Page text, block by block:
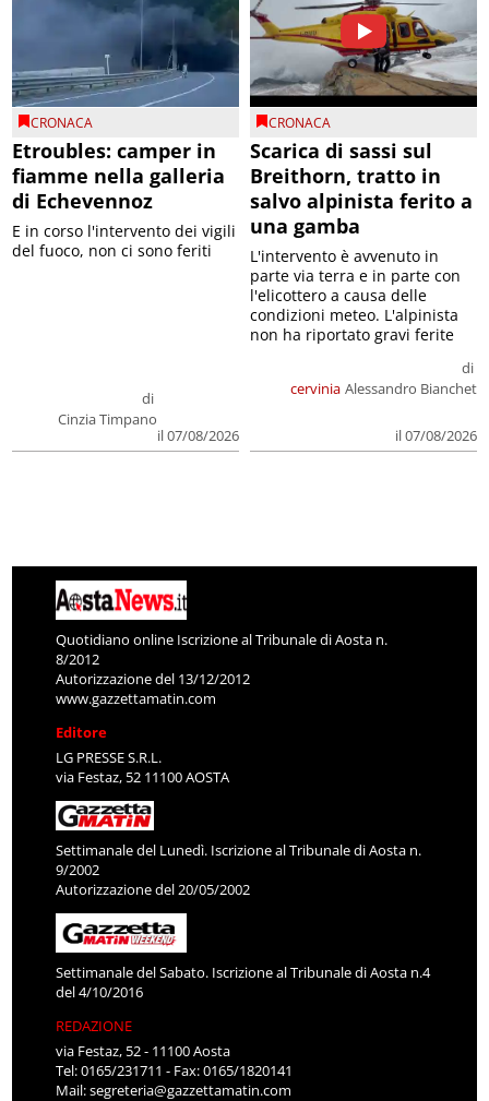
CRONACA
Etroubles: camper in
fiamme nella galleria
di Echevennoz
di
Cinzia Timpano
il 07/08/2026
E in corso l'intervento dei vigili
del fuoco, non ci sono feriti
CRONACA
Scarica di sassi sul
Breithorn, tratto in
salvo alpinista ferito a
una gamba
cervinia
di
Alessandro Bianchet
il 07/08/2026
L'intervento è avvenuto in
parte via terra e in parte con
l'elicottero a causa delle
condizioni meteo. L'alpinista
non ha riportato gravi ferite
Quotidiano online Iscrizione al Tribunale di Aosta n.
8/2012
Autorizzazione del 13/12/2012
www.gazzettamatin.com
Editore
LG PRESSE S.R.L.
via Festaz, 52 11100 AOSTA
Settimanale del Lunedì. Iscrizione al Tribunale di Aosta n.
9/2002
Autorizzazione del 20/05/2002
Settimanale del Sabato. Iscrizione al Tribunale di Aosta n.4
del 4/10/2016
REDAZIONE
via Festaz, 52 - 11100 Aosta
Tel: 0165/231711 - Fax: 0165/1820141
Mail:segreteria@gazzettamatin.com